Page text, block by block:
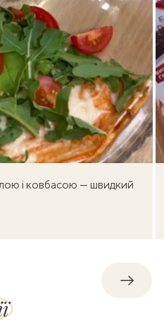
і ковбасою — швидкий